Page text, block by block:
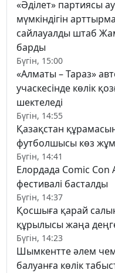
«Әділет» партиясы
мүмкіндігін
сайлауалды штаб
барды
Бүгін, 15:00
«Алматы – Тараз»
учаскесінде көлік
шектеледі
Бүгін, 14:55
Қазақстан
футболшысы көз
Бүгін, 14:41
Елордада Comic Con
фестивалі басталды
Бүгін, 14:37
Қосшыға қарай
құрылысы жаңа
Бүгін, 14:23
Шымкентте әлем
балуанға көлік